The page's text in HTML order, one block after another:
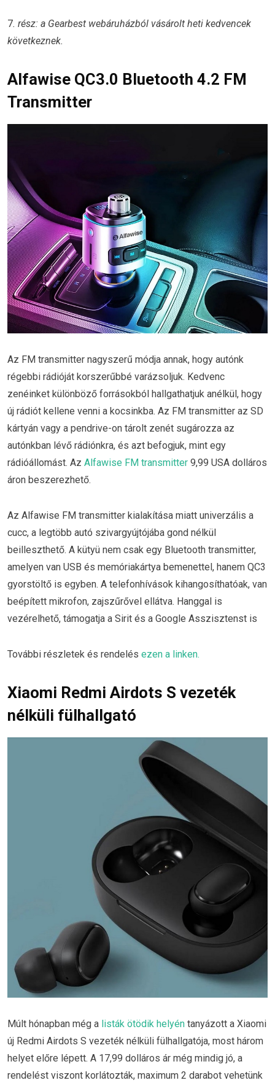
7. rész: a Gearbest webáruházból vásárolt heti kedvencek
következnek.
Alfawise QC3.0 Bluetooth 4.2 FM
Transmitter
Az FM transmitter nagyszerű módja annak, hogy autónk
régebbi rádióját korszerűbbé varázsoljuk. Kedvenc
zenéinket különböző forrásokból hallgathatjuk anélkül, hogy
új rádiót kellene venni a kocsinkba. Az FM transmitter az SD
kártyán vagy a pendrive-on tárolt zenét sugározza az
autónkban lévő rádiónkra, és azt befogjuk, mint egy
rádióállomást. Az Alfawise FM transmitter 9,99 USA dolláros
áron beszerezhető.
Az Alfawise FM transmitter kialakítása miatt univerzális a
cucc, a legtöbb autó szivargyújtójába gond nélkül
beilleszthető. A kütyü nem csak egy Bluetooth transmitter,
amelyen van USB és memóriakártya bemenettel, hanem QC3
gyorstöltő is egyben. A telefonhívások kihangosíthatóak, van
beépített mikrofon, zajszűrővel ellátva. Hanggal is
vezérelhető, támogatja a Sirit és a Google Asszisztenst is
További részletek és rendelés ezen a linken.
Xiaomi Redmi Airdots S vezeték
nélküli fülhallgató
Múlt hónapban még a listák ötödik helyén tanyázott a Xiaomi
új Redmi Airdots S vezeték nélküli fülhallgatója, most három
helyet előre lépett. A 17,99 dolláros ár még mindig jó, a
rendelést viszont korlátozták, maximum 2 darabot vehetünk